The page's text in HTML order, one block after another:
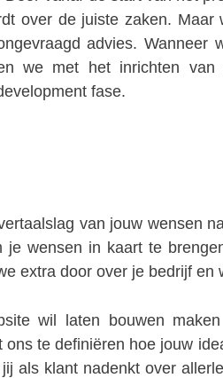
over de juiste zaken.
advies.
we met het inrichten
fase.
van jouw wensen
je wensen in kaart te
extra door over je bedrijf
wil laten bouwen
ons te definiëren hoe jouw
als klant nadenkt over